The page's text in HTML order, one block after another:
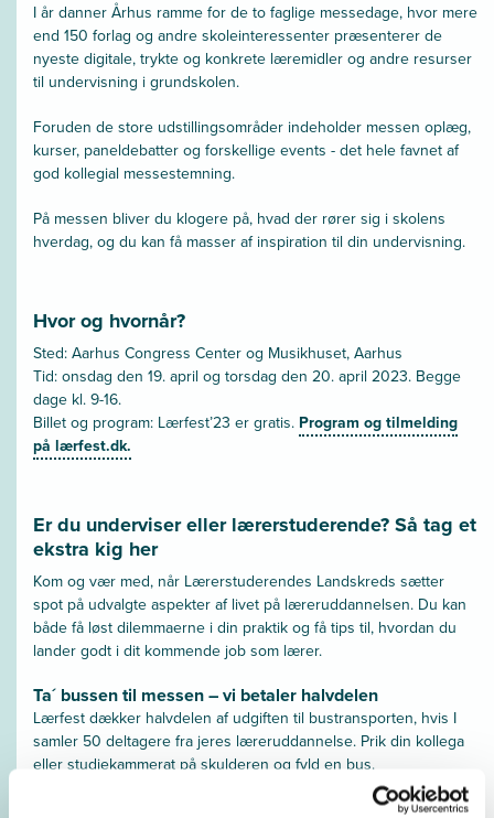
I år danner Århus ramme for de to faglige messedage, hvor mere
end 150 forlag og andre skoleinteressenter præsenterer de
nyeste digitale, trykte og konkrete læremidler og andre resurser
til undervisning i grundskolen.
Foruden de store udstillingsområder indeholder messen oplæg,
kurser, paneldebatter og forskellige events - det hele favnet af
god kollegial messestemning.
På messen bliver du klogere på, hvad der rører sig i skolens
hverdag, og du kan få masser af inspiration til din undervisning.
Hvor og hvornår?
Sted: Aarhus Congress Center og Musikhuset, Aarhus
Tid: onsdag den 19. april og torsdag den 20. april 2023. Begge
dage kl. 9-16.
Billet og program: Lærfest’23 er gratis. Program og tilmelding
på lærfest.dk.
Er du underviser eller lærerstuderende? Så tag et
ekstra kig her
Kom og vær med, når Lærerstuderendes Landskreds sætter
spot på udvalgte aspekter af livet på læreruddannelsen. Du kan
både få løst dilemmaerne i din praktik og få tips til, hvordan du
lander godt i dit kommende job som lærer.
Ta´ bussen til messen – vi betaler halvdelen
Lærfest dækker halvdelen af udgiften til bustransporten, hvis I
samler 50 deltagere fra jeres læreruddannelse. Prik din kollega
eller studiekammerat på skulderen og fyld en bus.
Bussen bestiller I selv og sender derefter en mail til Tina